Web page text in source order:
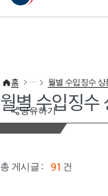
이 누리집은 대한민국 공식
공유하기
홈 월별 수입징수 상
월별 수입징수
총 게시글 : 91 건